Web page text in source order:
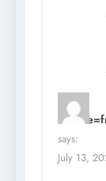
says:
July 13,